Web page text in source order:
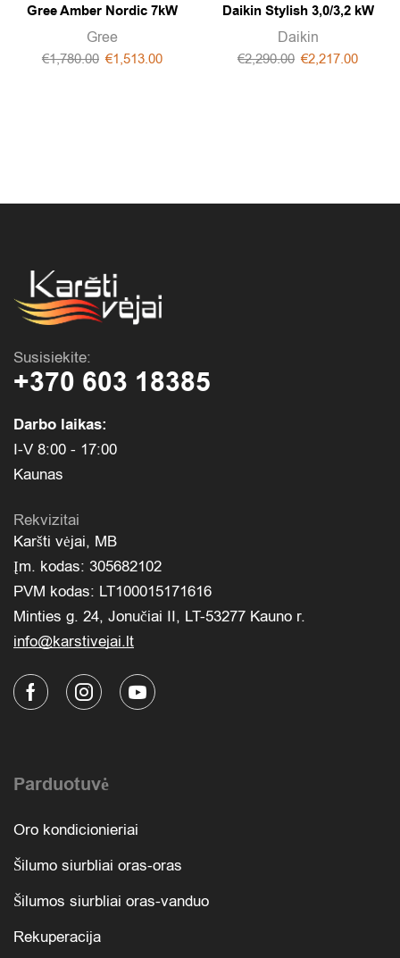
Gree Amber Nordic 7kW
Gree
€1,780.00 €1,513.00
Daikin Stylish 3,0/3,2 kW
Daikin
€2,290.00 €2,217.00
Susisiekite:
+370 603 18385
Darbo laikas:
I-V 8:00 - 17:00
Kaunas
Rekvizitai
Karšti vėjai, MB
Įm. kodas: 305682102
PVM kodas: LT100015171616
Minties g. 24, Jonučiai II, LT-53277 Kauno r.
info@karstivejai.lt
Parduotuvė
Oro kondicionieriai
Šilumo siurbliai oras-oras
Šilumos siurbliai oras-vanduo
Rekuperacija